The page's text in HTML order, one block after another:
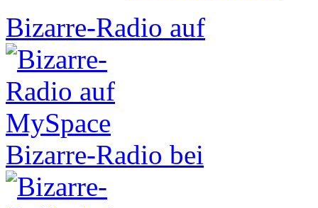
Bizarre-Radio auf
Bizarre-Radio bei